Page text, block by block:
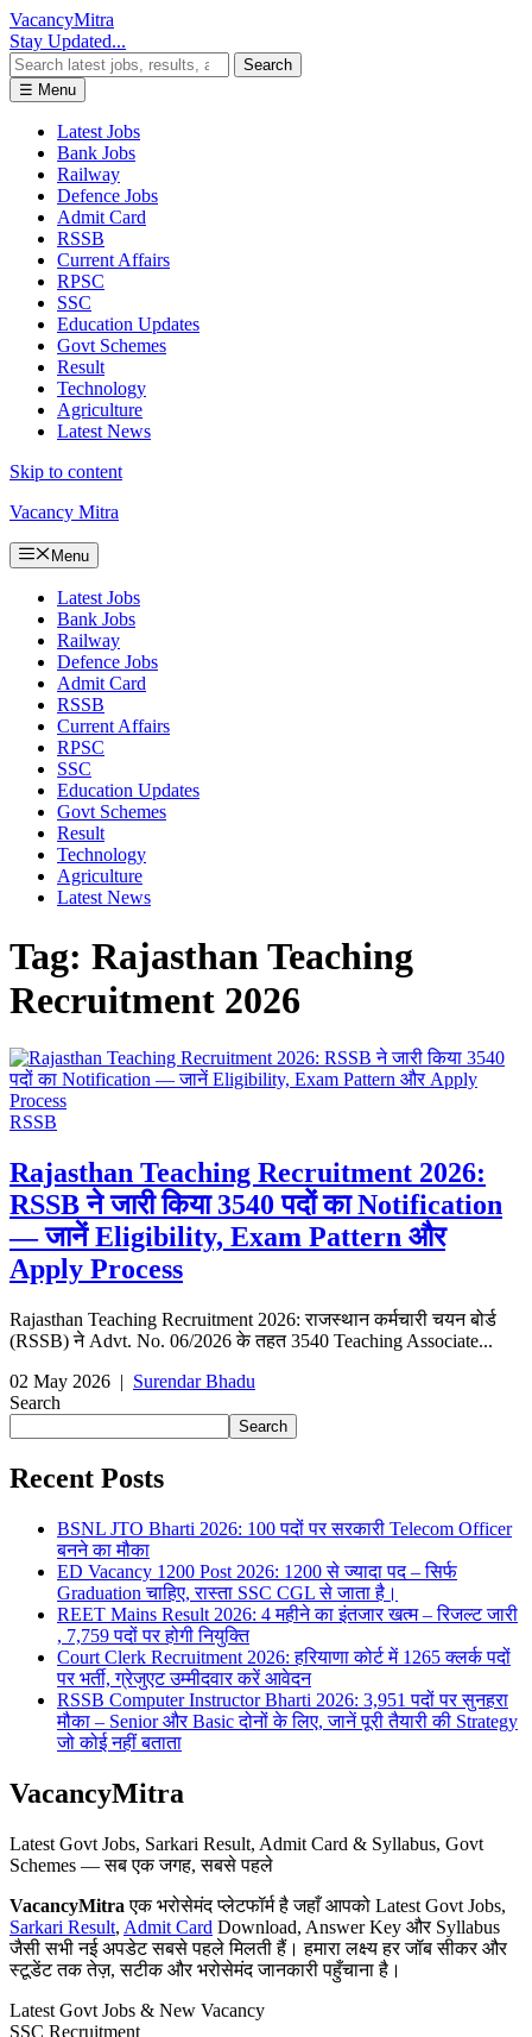
VacancyMitra
Stay Updated...
Search
☰ Menu
Latest Jobs
Bank Jobs
Railway
Defence Jobs
Admit Card
RSSB
Current Affairs
RPSC
SSC
Education Updates
Govt Schemes
Result
Technology
Agriculture
Latest News
Skip to content
Vacancy Mitra
Menu
Latest Jobs
Bank Jobs
Railway
Defence Jobs
Admit Card
RSSB
Current Affairs
RPSC
SSC
Education Updates
Govt Schemes
Result
Technology
Agriculture
Latest News
Tag: Rajasthan Teaching
Recruitment 2026
RSSB
Rajasthan Teaching Recruitment 2026:
RSSB ने जारी किया 3540 पदों का Notification
— जानें Eligibility, Exam Pattern और
Apply Process
Rajasthan Teaching Recruitment 2026: राजस्थान कर्मचारी चयन बोर्ड
(RSSB) ने Advt. No. 06/2026 के तहत 3540 Teaching Associate...
02 May 2026 | Surendar Bhadu
Search
Search
Recent Posts
BSNL JTO Bharti 2026: 100 पदों पर सरकारी Telecom Officer
बनने का मौका
ED Vacancy 1200 Post 2026: 1200 से ज्यादा पद – सिर्फ
Graduation चाहिए, रास्ता SSC CGL से जाता है।
REET Mains Result 2026: 4 महीने का इंतजार खत्म – रिजल्ट जारी
, 7,759 पदों पर होगी नियुक्ति
Court Clerk Recruitment 2026: हरियाणा कोर्ट में 1265 क्लर्क पदों
पर भर्ती, ग्रेजुएट उम्मीदवार करें आवेदन
RSSB Computer Instructor Bharti 2026: 3,951 पदों पर सुनहरा
मौका – Senior और Basic दोनों के लिए, जानें पूरी तैयारी की Strategy
जो कोई नहीं बताता
VacancyMitra
Latest Govt Jobs, Sarkari Result, Admit Card & Syllabus, Govt
Schemes — सब एक जगह, सबसे पहले
VacancyMitra एक भरोसेमंद प्लेटफॉर्म है जहाँ आपको Latest Govt Jobs,
Sarkari Result, Admit Card Download, Answer Key और Syllabus
जैसी सभी नई अपडेट सबसे पहले मिलती हैं। हमारा लक्ष्य हर जॉब सीकर और
स्टूडेंट तक तेज़, सटीक और भरोसेमंद जानकारी पहुँचाना है।
Latest Govt Jobs & New Vacancy
SSC Recruitment